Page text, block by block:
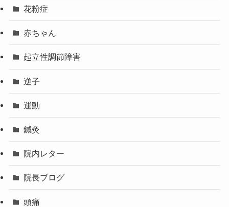
花粉症
赤ちゃん
起立性調節障害
逆子
運動
鍼灸
院内レター
院長ブログ
頭痛